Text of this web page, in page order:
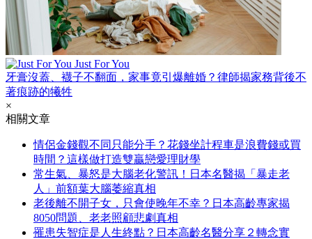
Just For You
牙膏沒蓋、襪子不翻面，家事竟引爆離婚？律師揭家務背後不
著痕跡的犧牲
×
相關文章
情侶金錢觀不同只能分手？花錢坐計程車是浪費錢或買
時間？這樣做打造雙贏戀愛理財學
常生氣、暴怒是大腦老化警訊！日本名醫揭「暴走老
人」前額葉大腦萎縮真相
老後離不開子女，只會使晚年不幸？日本高齡專家揭
8050問題、老老照顧悲劇真相
罹患失智症是人生終點？日本高齡名醫分享２轉念實